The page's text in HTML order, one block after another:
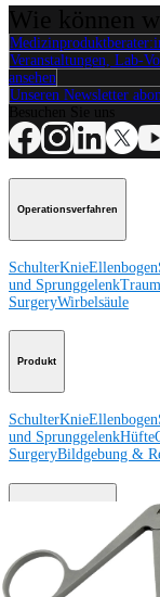
Veranstaltungen, Lab-
ansehen
Unseren Newsletter
Operationsverfahren
SchulterKnieEllenbogen
und Sprunggelenk
SurgeryWirbelsäule
Produkt
SchulterKnieEllenbogen
und SprunggelenkHüfte
SurgeryBildgebung &
Medical Education
LehrgängeArthroLab™-